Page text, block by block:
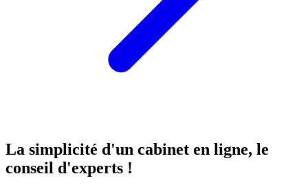
La simplicité d'un cabinet en ligne, le
conseil d'experts !